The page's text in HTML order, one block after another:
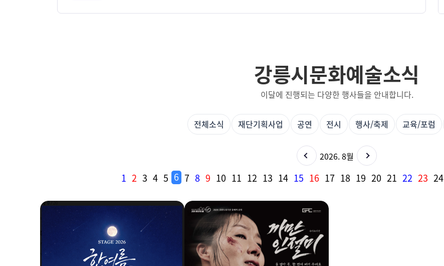
강릉시문화예술소식
이달에 진행되는 다양한 행사들을 안내합니다.
전체소식 재단기획사업 공연 전시 행사/축제 교육/포럼
2026. 8월
1 2 3 4 5 6 7 8 9 10 11 12 13 14 15 16 17 18 19 20 21 22 23 24